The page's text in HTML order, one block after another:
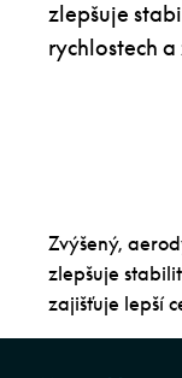
zlepšuje
rychlostech
Zvýšený,
zlepšuje
zajišťuje lepší